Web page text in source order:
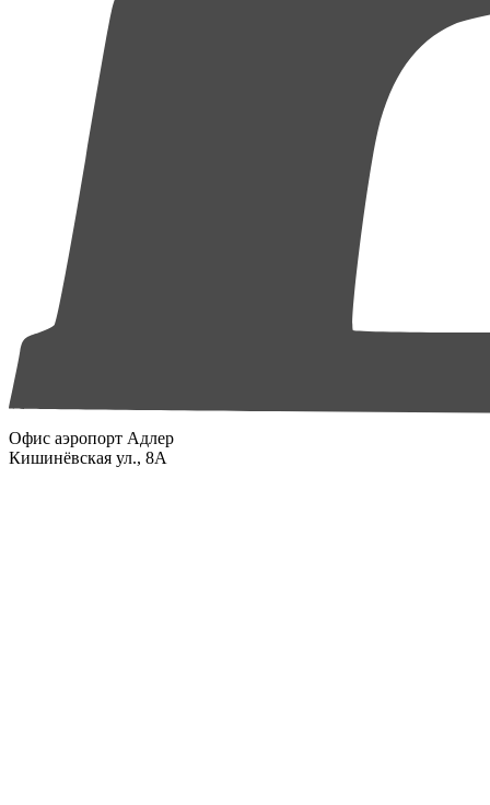
Офис аэропорт Адлер
Кишинёвская ул., 8А